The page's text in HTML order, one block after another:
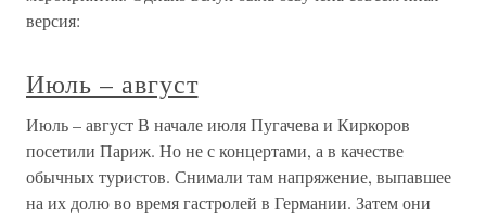
версия:
Июль – август
Июль – август В начале июля Пугачева и Киркоров
посетили Париж. Но не с концертами, а в качестве
обычных туристов. Снимали там напряжение, выпавшее
на их долю во время гастролей в Германии. Затем они